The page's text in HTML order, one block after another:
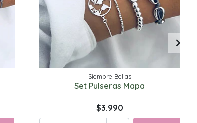
Siempre Bellas
Set Pulseras Mapa
$3.990